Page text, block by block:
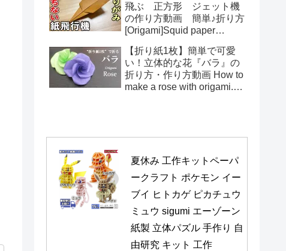
飛ぶ 正方形 ジェット機
の作り方動画 簡単♪折り方
[Origami]Squid paper
【折り紙1枚】簡単で可愛
い！立体的な花『バラ』の
折り方・作り方動画 How to
make a rose with origami.It's
夏休み 工作キットペーパ
ークラフト ポケモン イー
ブイ ヒトカゲ ピカチュウ
ミュウ sigumi エーゾーン
紙製 立体パズル 手作り 自
由研究 キット 工作